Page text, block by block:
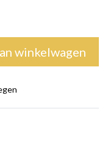
winkelwagen